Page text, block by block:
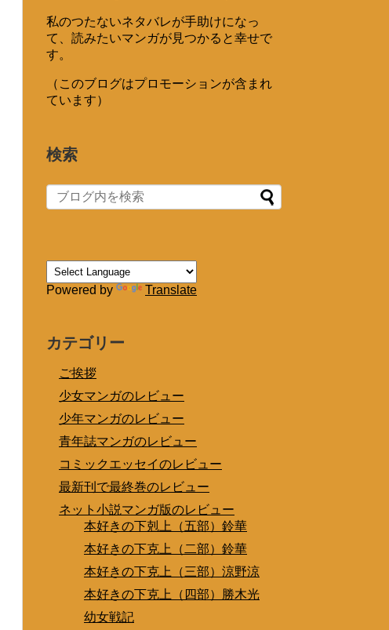
私のつたないネタバレが手助けになっ
て、読みたいマンガが見つかると幸せで
す。
（このブログはプロモーションが含まれ
ています）
検索
Powered by Translate
カテゴリー
ご挨拶
少女マンガのレビュー
少年マンガのレビュー
青年誌マンガのレビュー
コミックエッセイのレビュー
最新刊で最終巻のレビュー
ネット小説マンガ版のレビュー
本好きの下剋上（五部）鈴華
本好きの下克上（二部）鈴華
本好きの下克上（三部）涼野涼
本好きの下克上（四部）勝木光
幼女戦記